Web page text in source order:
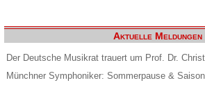
Aktuelle Meldungen
Der Deutsche Musikrat trauert um Prof. Dr.
Münchner Symphoniker: Sommerpause &